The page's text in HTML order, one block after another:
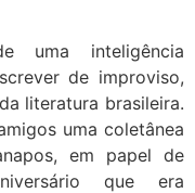
uma inteligência
de improviso,
literatura brasileira.
uma coletânea
em papel de
que era